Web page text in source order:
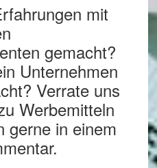
mit
gemacht?
Unternehmen
Verrate uns
Werbemitteln
gerne in einem